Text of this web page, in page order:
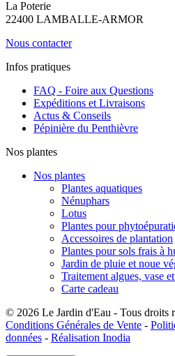
La Poterie
22400 LAMBALLE-ARMOR
Nous contacter
Infos pratiques
FAQ - Foire aux Questions
Expéditions et Livraisons
Actus & Conseils
Pépinière du Penthièvre
Nos plantes
Nos plantes
Plantes aquatiques
Nénuphars
Lotus
Plantes pour
Accessoires de plantation
Plantes pour sols frais à
Jardin de pluie et noue
Traitement algues, vase
Carte cadeau
© 2026 Le Jardin d'Eau - Tous droits
Conditions Générales de Vente -
données - Réalisation Inodia